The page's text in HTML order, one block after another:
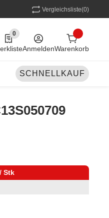
Vergleichsliste(0)
0
0 Produkte in der Liste
AnmeldenWarenkorb
MEHRWEG
SCHNELLKAUF
Stk